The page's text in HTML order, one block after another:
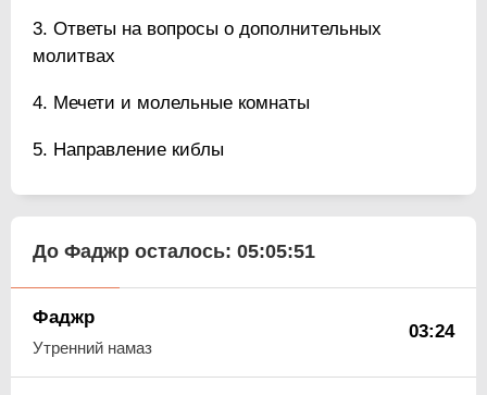
Ответы на вопросы о дополнительных
молитвах
Мечети и молельные комнаты
Направление киблы
До Фаджр осталось: 05:05:51
Фаджр
Утренний намаз
03:24